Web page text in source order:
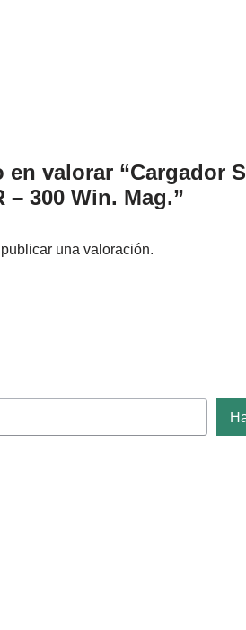
en valorar “Cargador
– 300 Win. Mag.”
una valoración.